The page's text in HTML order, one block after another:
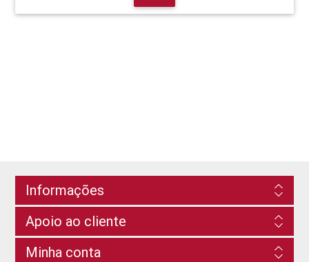
Informações
Apoio ao cliente
Minha conta